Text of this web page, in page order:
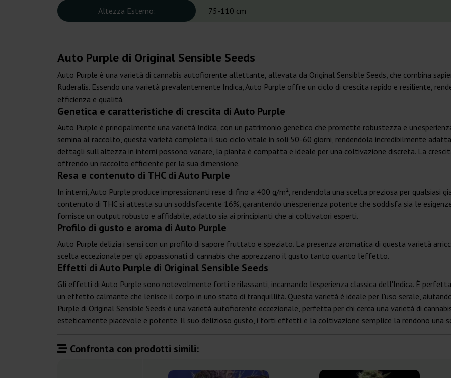
Altezza Esterno: 75-110 cm
Auto Purple di Original Sensible Seeds
Auto Purple è una varietà di cannabis autofiorente allettante, allevata da Original Sensible Seeds, che combina
Ruderalis. Essendo una varietà prevalentemente Indica, Auto Purple offre un ciclo di crescita rapido e resiliente,
efficienza e qualità.
Genetica e caratteristiche di crescita di Auto Purple
Auto Purple è principalmente una varietà Indica, con un patrimonio genetico che promette robustezza e
semina al raccolto, questa varietà completa il suo ciclo vitale in soli 50-60 giorni, rendendola incredibilmente
dettagli sull’altezza in interni possono variare, la pianta è compatta e ideale per una coltivazione discreta. La
offrendo un raccolto efficiente per la sua dimensione.
Resa e contenuto di THC di Auto Purple
In interni, Auto Purple produce impressionanti rese di fino a 400 g/m², rendendola una scelta preziosa per qualsiasi
contenuto di THC si attesta su un soddisfacente 16%, garantendo un'esperienza potente che soddisfa sia le
fornisce un output robusto e affidabile, adatto sia ai principianti che ai coltivatori esperti.
Profilo di gusto e aroma di Auto Purple
Auto Purple delizia i sensi con un profilo di sapore fruttato e speziato. La presenza aromatica di questa varietà
scelta eccezionale per gli appassionati di cannabis che apprezzano il gusto tanto quanto l'effetto.
Effetti di Auto Purple di Original Sensible Seeds
Gli effetti di Auto Purple sono notevolmente forti e rilassanti, incarnando l'esperienza classica dell'Indica. È
un effetto calmante che lenisce il corpo in uno stato di tranquillità. Questa varietà è ideale per l'uso serale,
Purple di Original Sensible Seeds è una varietà autofiorente eccezionale, perfetta per chi cerca una varietà di
esteticamente piacevole e potente. Il suo delizioso gusto, i forti effetti e la coltivazione semplice la rendono una
Confronta con prodotti simili: